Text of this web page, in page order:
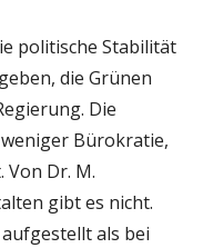
politische Stabilität
die Grünen
Die
Bürokratie,
Von Dr. M.
gibt es nicht.
als bei